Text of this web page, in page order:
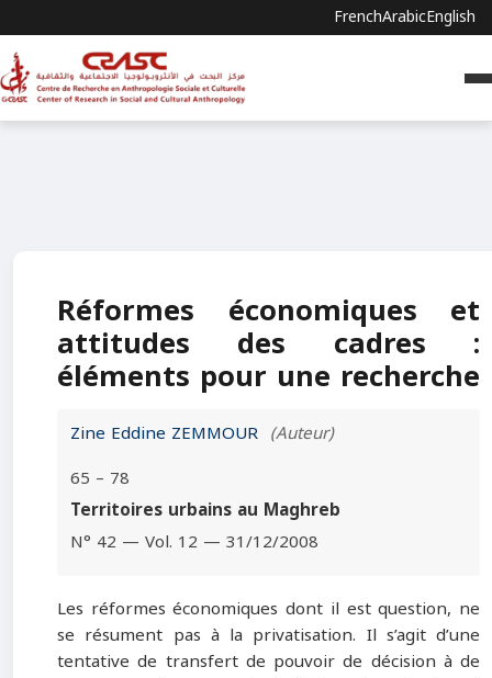
FrenchArabicEnglish
Réformes économiques et
attitudes des cadres :
éléments pour une recherche
Zine Eddine ZEMMOUR (Auteur)
65 – 78
Territoires urbains au Maghreb
N° 42 — Vol. 12 — 31/12/2008
Les réformes économiques dont il est question, ne
se résument pas à la privatisation. Il s’agit d’une
tentative de transfert de pouvoir de décision à de